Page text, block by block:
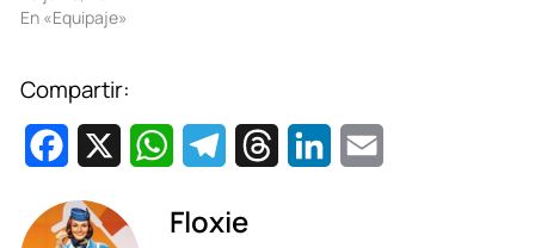
En «Equipaje»
Compartir:
c
W
a
l
Floxie